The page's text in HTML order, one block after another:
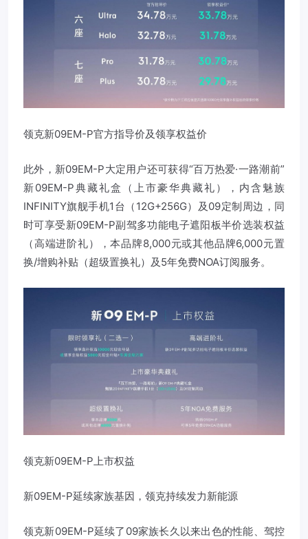
领克新09EM-P官方指导价及领享权益价
此外，新09EM-P大定用户还可获得“百万热爱·一路潮前”
新09EM-P典藏礼盒（上市豪华典藏礼），内含魅族
INFINITY旗舰手机1台（12G+256G）及09定制周边，同
时可享受新09EM-P副驾多功能电子遮阳板半价选装权益
（高端进阶礼），本品牌8,000元或其他品牌6,000元置
换/增购补贴（超级置换礼）及5年免费NOA订阅服务。
领克新09EM-P上市权益
新09EM-P延续家族基因，领克持续发力新能源
领克新09EM-P延续了09家族长久以来出色的性能、驾控